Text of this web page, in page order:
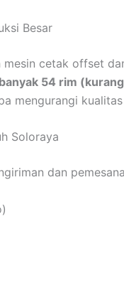
Besar
mesin cetak offset
54 rim
mengurangi
Soloraya
dan